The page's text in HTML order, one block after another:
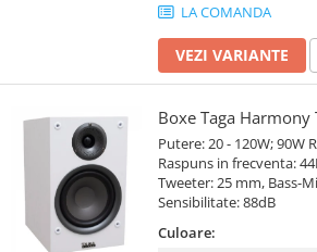
LA COMANDA
VEZI VARIANTE
Boxe Taga Harmony
Putere: 20 - 120W; 90W
Raspuns in frecventa:
Tweeter: 25 mm, Bass-
Sensibilitate: 88dB
Culoare: